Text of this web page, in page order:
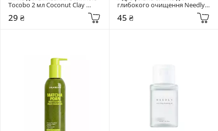
Tocobo 2 мл Coconut Clay
29 ₴
глибокого очищення Needly 3
45 ₴